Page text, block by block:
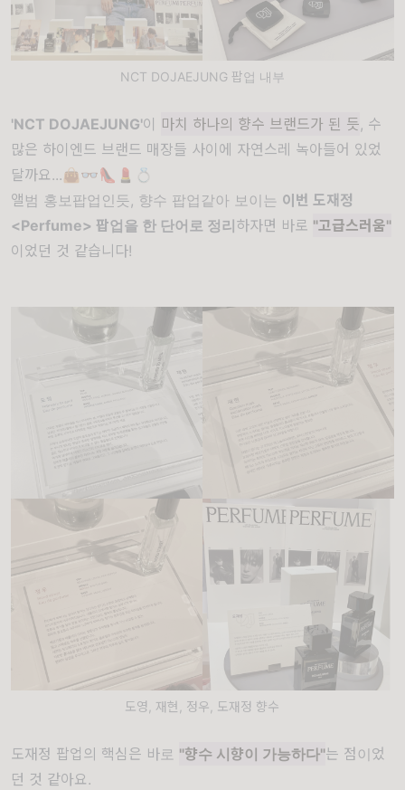
NCT DOJAEJUNG 팝업 내부
'NCT DOJAEJUNG'이 마치 하나의 향수 브랜드가 된 듯, 수
많은 하이엔드 브랜드 매장들 사이에 자연스레 녹아들어 있었
달까요...👜👓👠💄💍
앨범 홍보팝업인듯, 향수 팝업같아 보이는 이번 도재정
<Perfume> 팝업을 한 단어로 정리하자면 바로 "고급스러움"
이었던 것 같습니다!
도영, 재현, 정우, 도재정 향수
도재정 팝업의 핵심은 바로 "향수 시향이 가능하다"는 점이었
던 것 같아요.